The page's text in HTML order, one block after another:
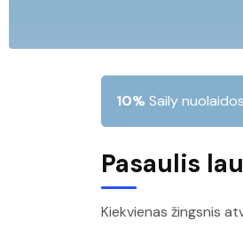
10% Saily
Pasaulis
Kiekvienas žingsnis